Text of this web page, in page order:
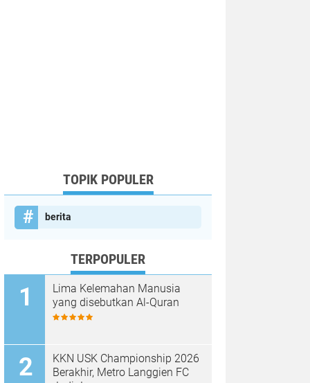
TOPIK POPULER
berita
TERPOPULER
Lima Kelemahan Manusia
yang disebutkan Al-Quran
KKN USK Championship 2026
Berakhir, Metro Langgien FC